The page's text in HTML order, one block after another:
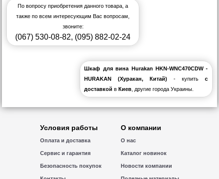
По вопросу приобретения данного товара, а
также по всем интересующим Вас вопросам,
звоните:
(067) 530-08-82, (095) 882-02-24
Шкаф для вина Hurakan HKN-WNC470CDW -
HURAKAN (Хуракан, Китай)- купитьс
доставкой вКиев , другие города Украины.
Условия работы
Оплата и доставка
Сервис и гарантия
Безопасность покупок
О компании
О нас
Каталог новинок
Новости компании